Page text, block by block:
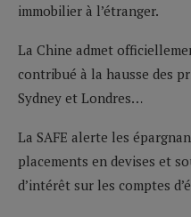
immobilier à l’étranger.
La Chine admet
contribué à la hausse des
Sydney et Londres…
La SAFE alerte les
placements en devises et
d’intérêt sur les comptes